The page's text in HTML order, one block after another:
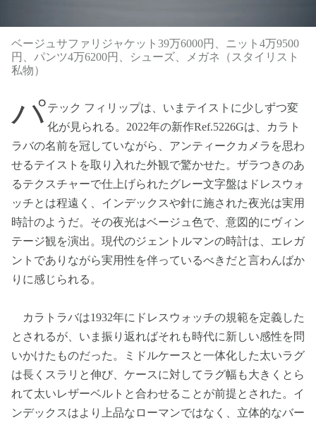
ベージュサファリジャケット39万6000円、ニット4万9500
円、パンツ4万6200円、シューズ、メガネ（スタイリスト
私物）
パテック フィリップは、いまテイストに少しずつ変
化が見られる。2022年の新作Ref.5226Gは、カラト
ラバの名前を冠していながら、アンティークカメラを思わ
せるテイストを取り入れた外観で驚かせた。ザラつきのあ
るテクスチャーで仕上げられたグレー文字盤はドレスウォ
ッチとは程遠く、インデックスや針に施された夜光は実用
時計のようだ。その夜光はベージュ色で、意図的にヴィン
テージ観を演出。現代のジェントルマンの時計は、エレガ
ントでありながら実用性を伴っているべきだと言わんばか
りに感じられる。
カラトラバは1932年にドレスウォッチの規範を定義した
とされるが、いま振り返ればそれも時代に新しい感性を問
いかけたものだった。ミドルケースと一体化した太いラグ
は長くスラリと伸び、ケースに対してラグ幅も大きくとら
れて太いレザーベルトと合わせることが前提とされた。イ
ンデックスはより上品なローマンではなく、立体的なバー